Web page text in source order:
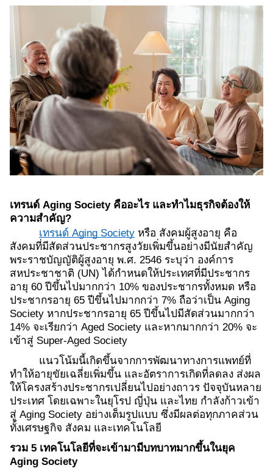
เทรนด์ Aging Society คืออะไร และทำไมธุรกิจต้องให้
ความสำคัญ?
เทรนด์ Aging Society หรือ สังคมผู้สูงอายุ คือ
สังคมที่มีสัดส่วนประชากรสูงวัยเพิ่มขึ้นอย่างมีนัยสำคัญ
พระราชบัญญัติผู้สูงอายุ พ.ศ. 2546 ระบุว่า องค์การ
สหประชาชาติ (UN) ได้กำหนดให้ประเทศที่มีประชากร
อายุ 60 ปีขึ้นไปมากกว่า 10% ของประชากรทั้งหมด หรือ
ประชากรอายุ 65 ปีขึ้นไปมากกว่า 7% ถือว่าเป็น Aging
Society หากประชากรอายุ 65 ปีขึ้นไปมีสัดส่วนมากกว่า
14% จะเรียกว่า Aged Society และหากมากกว่า 20% จะ
เข้าสู่ Super-Aged Society
แนวโน้มนี้เกิดขึ้นจากการพัฒนาทางการแพทย์ที่
ทำให้อายุขัยเฉลี่ยเพิ่มขึ้น และอัตราการเกิดที่ลดลง ส่งผล
ให้โครงสร้างประชากรเปลี่ยนไปอย่างถาวร ปัจจุบันหลาย
ประเทศ โดยเฉพาะในยุโรป ญี่ปุ่น และไทย กำลังก้าวเข้า
สู่ Aging Society อย่างเต็มรูปแบบ ซึ่งมีผลต่อทุกภาคส่วน
ทั้งเศรษฐกิจ สังคม และเทคโนโลยี
รวม 5 เทคโนโลยีที่จะเข้ามามีบทบาทมากขึ้นในยุค
Aging Society